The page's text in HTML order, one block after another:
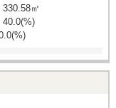
330.58㎡
40.0(%)